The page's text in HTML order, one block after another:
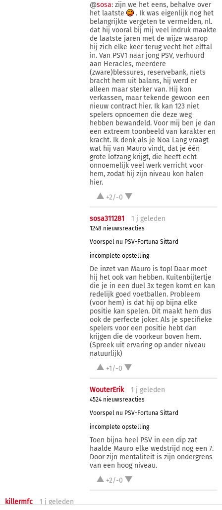
@sosa: zijn we het eens, behalve over
het laatste
. Ik was eigenlijk nog het
belangrijkte vergeten te vermelden, nl.
dat hij vooral bij mij veel indruk maakte
de laatste jaren met de wijze waarop
hij zich elke keer terug vecht het elftal
in. Van PSV1 naar jong PSV, verhuurd
aan Heracles, meerdere
(zware)blessures, reservebank, niets
bracht hem uit balans, hij werd er
alleen maar sterker van. Hij kon
verkassen, maar tekende gewoon een
nieuw contract hier. Ik kan 123 niet
spelers opnoemen die deze weg
hebben bewandeld. Voor mij ben je dan
een extreem toonbeeld van karakter en
kracht. Ik denk als je Noa Lang vraagt
wat hij van Mauro vindt, dat je één
grote lofzang krijgt, die heeft echt
onnoemelijk veel werk verricht voor
hem, zodat hij zijn niveau kon halen
hier.
+2/-0
sosa311281 1 j geleden
1248 nieuwsreacties
Voorspel nu PSV-Fortuna Sittard
incomplete opstelling
De inzet van Mauro is top! Daar moet
hij het ook van hebben. Kuitenbijtertje
die je in een duel 3x tegen komt en kan
redelijk goed voetballen. Probleem
(voor hem) is dat hij op bijna elke
positie kan spelen. Dit maakt hem dus
ook de perfecte joker. Als je specifieke
spelers voor een positie hebt dan
krijgen die de voorkeur boven hem.
(Spreek uit ervaring op ander niveau
natuurlijk)
+1/-0
WouterErik 1 j geleden
4524 nieuwsreacties
Voorspel nu PSV-Fortuna Sittard
incomplete opstelling
Toen bijna heel PSV in een dip zat
haalde Mauro elke wedstrijd nog een 7.
Door zijn mentaliteit is zijn ondergrens
van een hoog niveau.
+2/-0
killermfc 1 j geleden